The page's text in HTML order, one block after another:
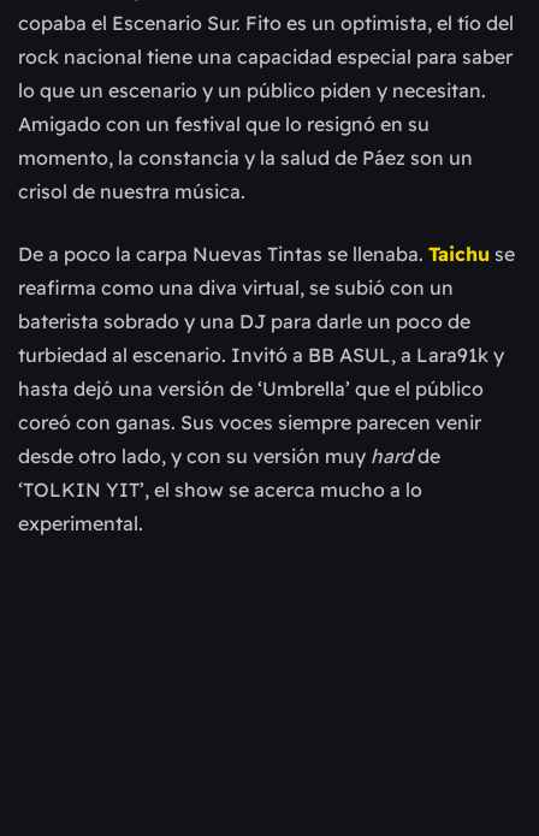
copaba el Escenario Sur. Fito es un optimista, el tío del
rock nacional tiene una capacidad especial para saber
lo que un escenario y un público piden y necesitan.
Amigado con un festival que lo resignó en su
momento, la constancia y la salud de Páez son un
crisol de nuestra música.
De a poco la carpa Nuevas Tintas se llenaba. Taichu se
reafirma como una diva virtual, se subió con un
baterista sobrado y una DJ para darle un poco de
turbiedad al escenario. Invitó a BB ASUL, a Lara91k y
hasta dejó una versión de ‘Umbrella’ que el público
coreó con ganas. Sus voces siempre parecen venir
desde otro lado, y con su versión muy hardde
‘TOLKIN YIT’, el show se acerca mucho a lo
experimental.